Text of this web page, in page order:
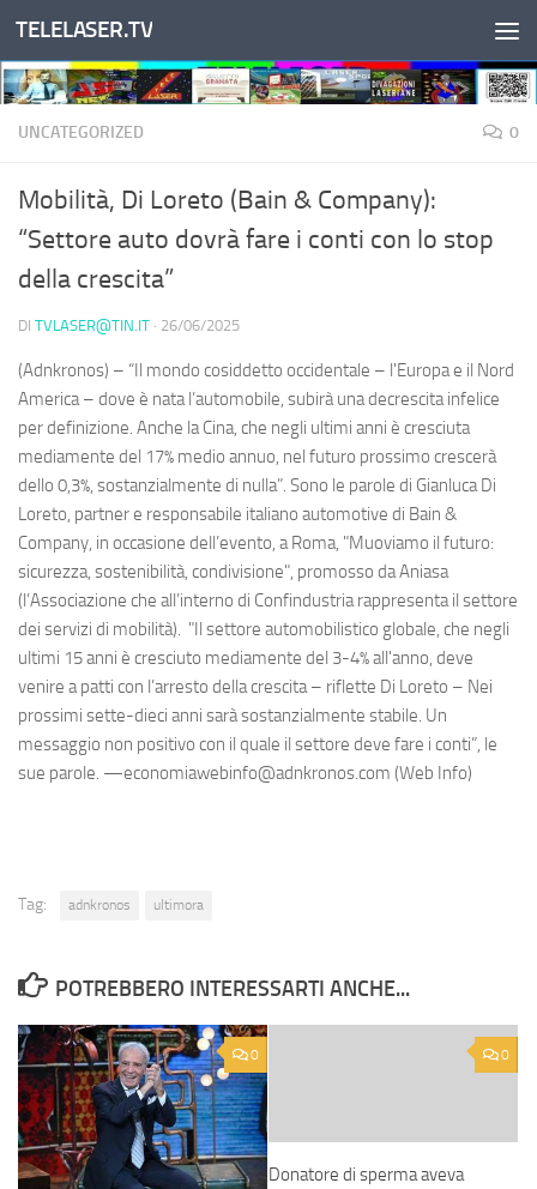
Salta al contenuto
TELELASER.TV
UNCATEGORIZED 0
Mobilità, Di Loreto (Bain & Company):
“Settore auto dovrà fare i conti con lo stop
della crescita”
DI TVLASER@TIN.IT · 26/06/2025
(Adnkronos) – “Il mondo cosiddetto occidentale – l'Europa e il Nord
America – dove è nata l’automobile, subirà una decrescita infelice
per definizione. Anche la Cina, che negli ultimi anni è cresciuta
mediamente del 17% medio annuo, nel futuro prossimo crescerà
dello 0,3%, sostanzialmente di nulla”. Sono le parole di Gianluca Di
Loreto, partner e responsabile italiano automotive di Bain &
Company, in occasione dell’evento, a Roma, "Muoviamo il futuro:
sicurezza, sostenibilità, condivisione", promosso da Aniasa
(l’Associazione che all’interno di Confindustria rappresenta il settore
dei servizi di mobilità). "Il settore automobilistico globale, che negli
ultimi 15 anni è cresciuto mediamente del 3-4% all'anno, deve
venire a patti con l’arresto della crescita – riflette Di Loreto – Nei
prossimi sette-dieci anni sarà sostanzialmente stabile. Un
messaggio non positivo con il quale il settore deve fare i conti”, le
sue parole. —economiawebinfo@adnkronos.com (Web Info)
Tag: adnkronos ultimora
POTREBBERO INTERESSARTI ANCHE...
0 0
Donatore di sperma aveva